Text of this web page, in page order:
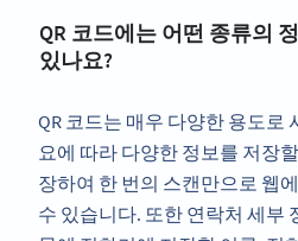
QR 코드에는 어떤 종류의
있나요?
QR 코드는 매우 다양한 용도로
요에 따라 다양한 정보를 저장
장하여 한 번의 스캔만으로 웹
수 있습니다. 또한 연락처 세부